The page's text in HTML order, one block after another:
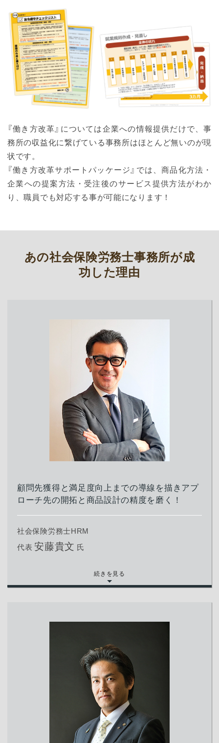
『働き方改革』については企業への情報提供だけで、事
務所の収益化に繋げている事務所はほとんど無いのが現
状です。
『働き方改革サポートパッケージ』では、商品化方法・
企業への提案方法・受注後のサービス提供方法がわか
り、職員でも対応する事が可能になります！
あの社会保険労務士事務所が成
功した理由
顧問先獲得と満足度向上までの導線を描きアプ
ローチ先の開拓と商品設計の精度を磨く！
社会保険労務士HRM
代表 安藤貴文 氏
続きを見る